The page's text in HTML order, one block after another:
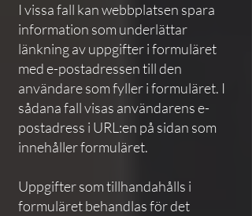
I vissa fall kan webbplatsen spara
information som underlättar
länkning av uppgifter i formuläret
med e-postadressen till den
användare som fyller i formuläret. I
sådana fall visas användarens e-
postadress i URL:en på sidan som
innehåller formuläret.
Uppgifter som tillhandahålls i
formuläret behandlas för det